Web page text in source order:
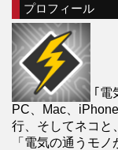
プロフィール
｢電
PC、Mac、
行、そしてネコと
「電気の通うモ